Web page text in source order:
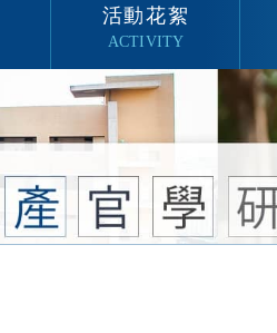
活動花絮
ACTIVITY